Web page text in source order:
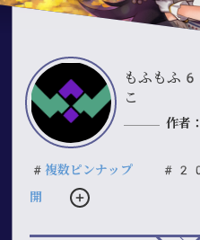
もふもふ
こ
作者
#複数ピンナップ
開